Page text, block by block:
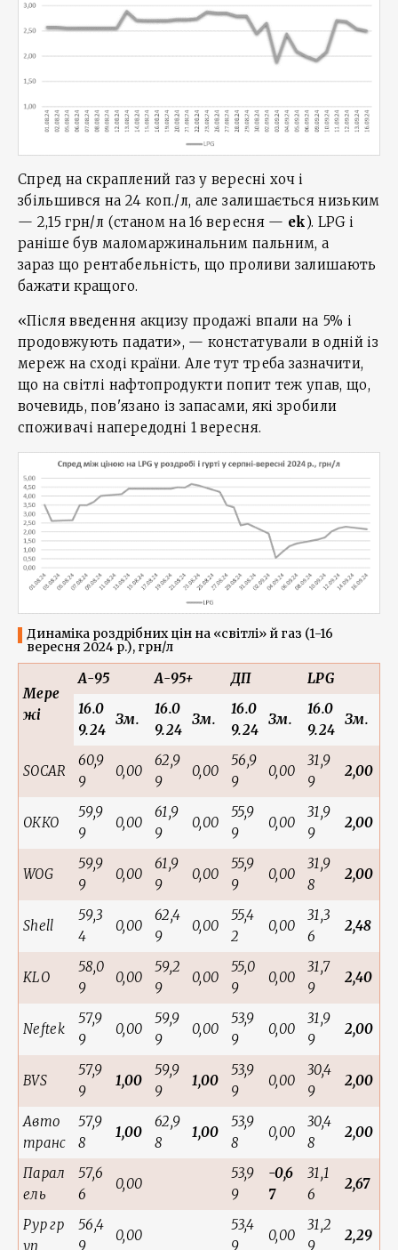
Спред на скраплений газ у вересні хоч і
збільшився на 24 коп./л, але залишається низьким
— 2,15 грн/л (станом на 16 вересня — ek). LPG і
раніше був маломаржинальним пальним, а
зараз що рентабельність, що проливи залишають
бажати кращого.
«Після введення акцизу продажі впали на 5% і
продовжують падати», — констатували в одній із
мереж на сході країни. Але тут треба зазначити,
що на світлі нафтопродукти попит теж упав, що,
вочевидь, пов'язано із запасами, які зробили
споживачі напередодні 1 вересня.
Динаміка роздрібних цін на «світлі» й газ (1-16
вересня 2024 р.), грн/л
Мере
жі
А-95 А-95+ ДП
LPG
16.0
9.24
Зм.
16.0
9.24
Зм.
16.0
9.24
Зм.
16.0
9.24
Зм.
SOCAR
60,9
9
0,00
62,9
9
0,00
56,9
9
0,00
31,9
9
2,00
ОККО
59,9
9
0,00
61,9
9
0,00
55,9
9
0,00
31,9
9
2,00
WOG
59,9
9
0,00
61,9
9
0,00
55,9
9
0,00
31,9
8
2,00
Shell
59,3
4
0,00
62,4
9
0,00
55,4
2
0,00
31,3
6
2,48
KLO
58,0
9
0,00
59,2
9
0,00
55,0
9
0,00
31,7
9
2,40
Neftek
57,9
9
0,00
59,9
9
0,00
53,9
9
0,00
31,9
9
2,00
BVS
57,9
9
1,00
59,9
9
1,00
53,9
9
0,00
30,4
9
2,00
Авто
транс
57,9
8
1,00
62,9
8
1,00
53,9
8
0,00
30,4
8
2,00
Парал
ель
57,6
6
0,00
53,9
9
-0,6
7
31,1
6
2,67
Рур гр
уп
56,4
9
0,00
53,4
9
0,00
31,2
9
2,29